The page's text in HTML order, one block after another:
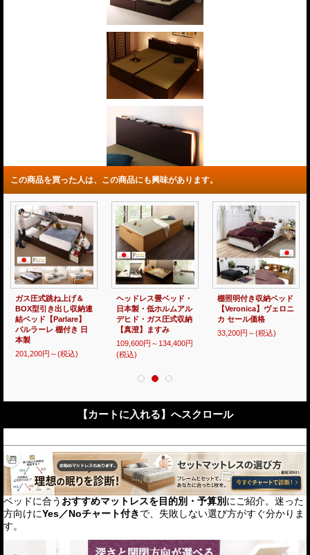
この商品を買った人は、この商品にも興味があります。
高品質日本製ガス圧式
収納ベッド【Melvin】
棚付き お買い得価格
シリーズ
86,700円～
頑丈ベッドシリーズ
【Tough】タフ 日本
製ガス圧式収納ベッド
113,800円～(税込)
おしゃれ照明付き連結
対応ガス圧式収納ベッ
ド【Atlas】アトラス
日本製
【カートに入れる】へスクロール
ベッドに合う おすすめマットレスを目的別・予算別 にご紹介。迷った
方向けにYes／Noチャート付き で、失敗しない選び方がすぐ分かりま
す。